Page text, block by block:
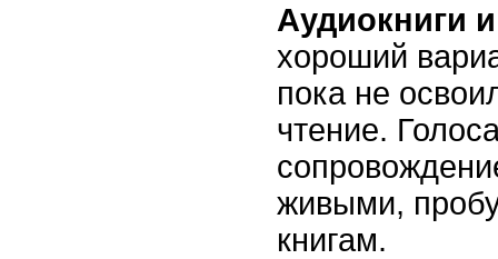
Аудиокниги
хороший
пока не
чтение.
живыми,
книгам.